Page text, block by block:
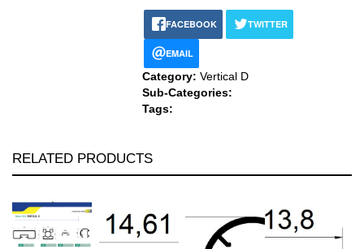
FACEBOOK TWITTER
EMAIL
Category: Vertical D
Sub-Categories:
Tags:
RELATED PRODUCTS